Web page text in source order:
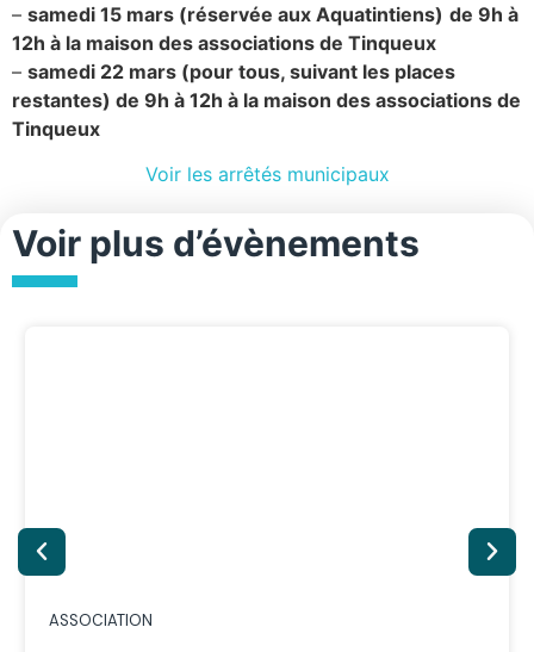
– samedi 15 mars (réservée aux Aquatintiens) de 9h à
12h à la maison des associations de Tinqueux
– samedi 22 mars (pour tous, suivant les places
restantes) de 9h à 12h à la maison des associations de
Tinqueux
Voir les arrêtés municipaux
Voir plus d’évènements
ASSOCIATION